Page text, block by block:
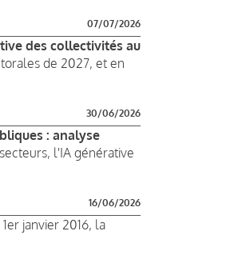
07/07/2026
des collectivités au
de 2027, et en
30/06/2026
: analyse
l'IA générative
16/06/2026
janvier 2016, la